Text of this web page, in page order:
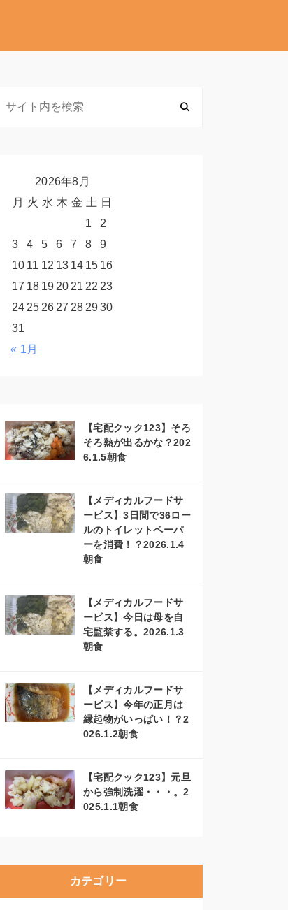
2026年8月
月 火 水 木 金 土 日
1
2
3
4 5 6 7 8
9
10 11 12 13 14 15 16
17 18 19 20 21 22 23
24 25 26 27 28 2930
31
« 1月
【宅配クック123】そろ
そろ熱が出るかな？202
6.1.5朝食
【メディカルフードサ
ービス】3日間で36ロー
ルのトイレットペーパ
ーを消費！？2026.1.4
朝食
【メディカルフードサ
ービス】今日は母を自
宅監禁する。2026.1.3
朝食
【メディカルフードサ
ービス】今年の正月は
縁起物がいっぱい！？2
026.1.2朝食
【宅配クック123】元旦
から強制洗濯・・・。2
025.1.1朝食
カテゴリー